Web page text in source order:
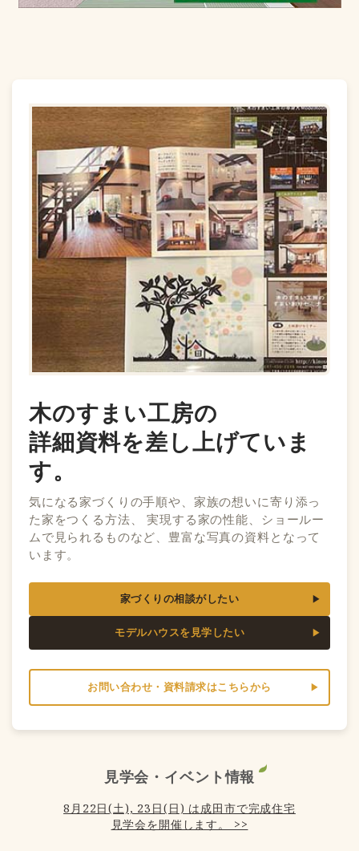
木のすまい工房の
詳細資料を差し上げていま
す。
気になる家づくりの手順や、家族の想いに寄り添っ
た家をつくる方法、 実現する家の性能、ショールー
ムで見られるものなど、豊富な写真の資料となって
います。
家づくりの相談がしたい
モデルハウスを見学したい
お問い合わせ・資料請求はこちらから
見学会・イベント情報
8月22日(土), 23日(日) は成田市で完成住宅
見学会を開催します。 >>